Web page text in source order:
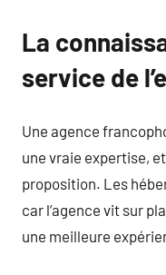
La
service de
Une agence
une vraie expertise,
proposition. Les
car l’agence vit sur
une meilleure